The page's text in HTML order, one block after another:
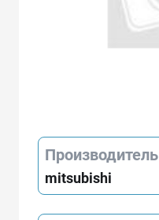
Производитель
mitsubishi